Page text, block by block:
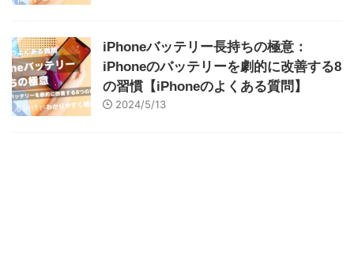
iPhoneバッテリー長持ちの極意：
iPhoneのバッテリーを劇的に改善する8
の習慣【iPhoneのよくある質問】
2024/5/13